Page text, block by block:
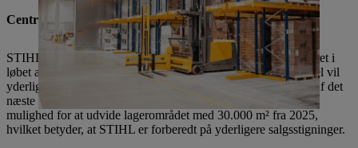
Centrallager i Völklingen designet til yderligere vækst
STIHL vil investere mere end 150 millioner euro i centrallageret i
løbet af den aftalte kontraktperiode frem til 2032. For eksempel vil
yderligere selvkørende plukkeudstyr blive taget i brug i løbet af det
næste år. Anlægget, der omfatter i alt 120.000 m², giver også
mulighed for at udvide lagerområdet med 30.000 m² fra 2025,
hvilket betyder, at STIHL er forberedt på yderligere salgsstigninger.